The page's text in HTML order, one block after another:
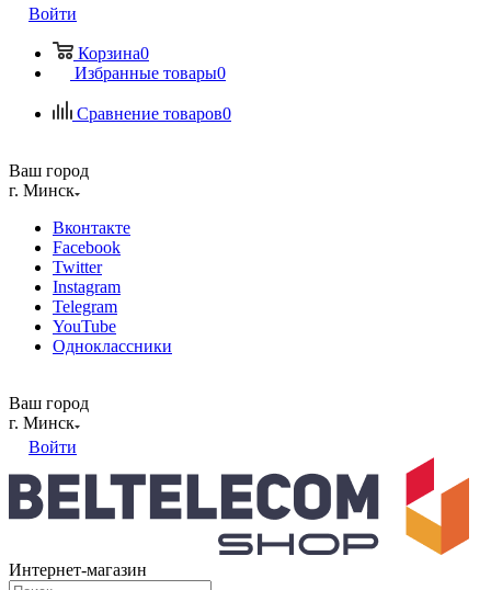
Войти
Корзина0
Избранные товары0
Сравнение товаров0
Ваш город
г. Минск
Вконтакте
Facebook
Twitter
Instagram
Telegram
YouTube
Одноклассники
Ваш город
г. Минск
Войти
Интернет-магазин